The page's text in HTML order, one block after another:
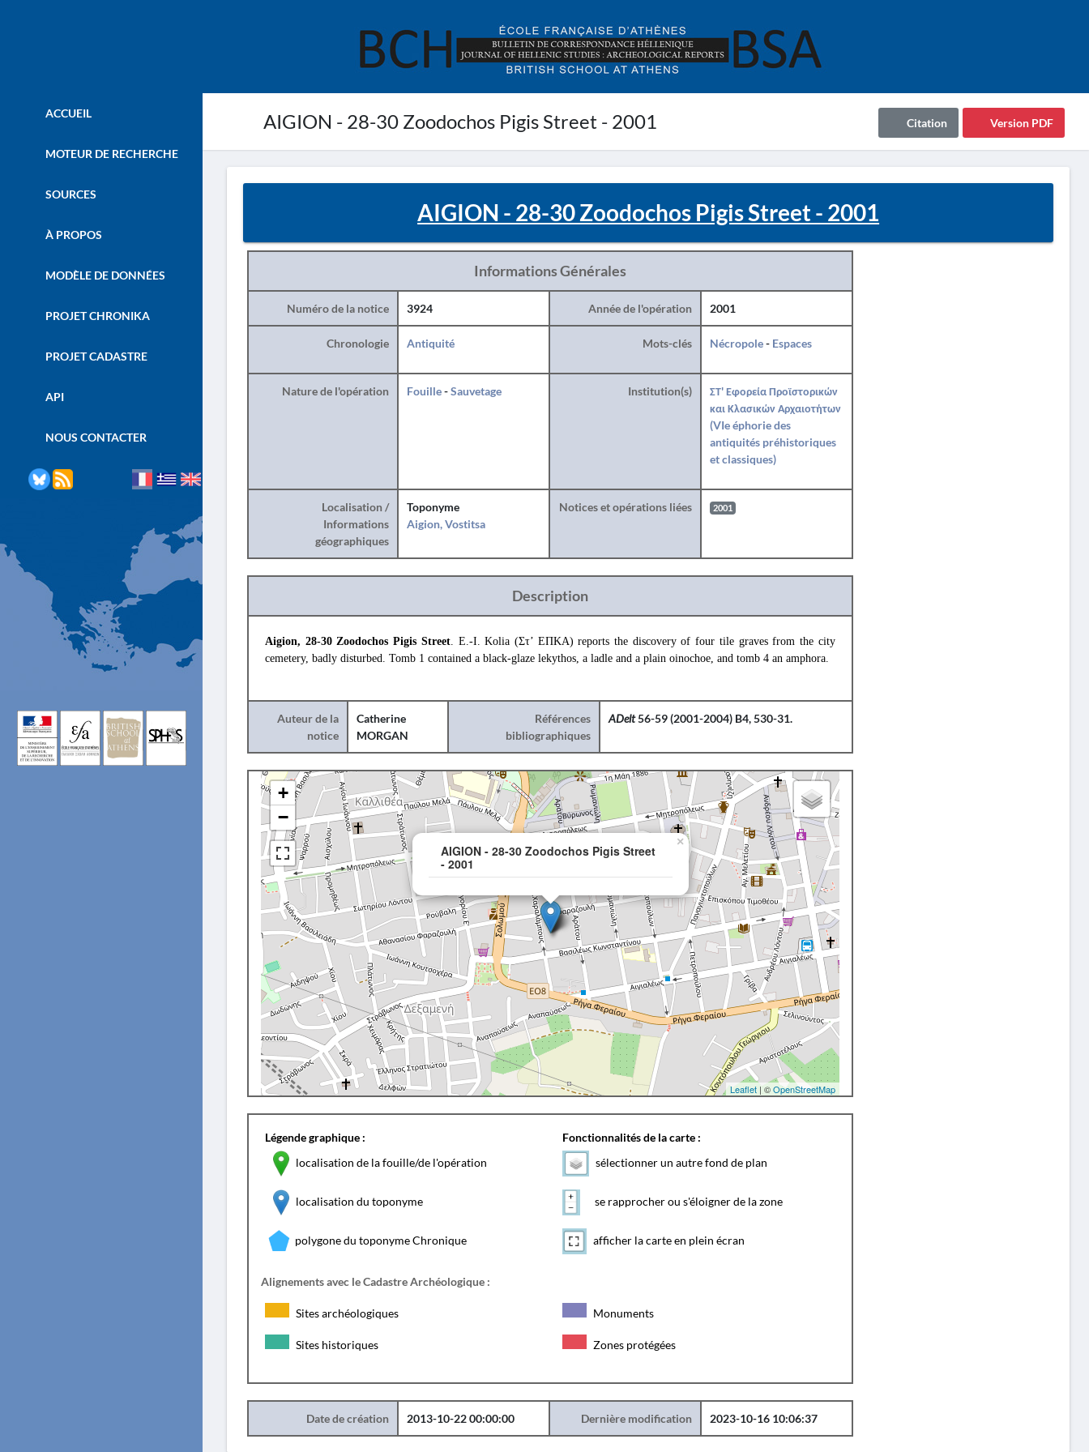
AIGION - 28-30 Zoodochos Pigis Street - 2001 Version PDF
Citation
ACCUEIL
MOTEUR DE RECHERCHE
SOURCES
À PROPOS
MODÈLE DE DONNÉES
PROJET CHRONIKA
PROJET CADASTRE
API
NOUS CONTACTER
AIGION - 28-30 Zoodochos Pigis Street - 2001
Informations Générales
Numéro de la notice 3924 Année de l'opération 2001
Chronologie Antiquité Mots-clés Nécropole- Espaces
Nature de l'opération Fouille-Sauvetage Institution(s)
ΣΤ' Εφορεία Προϊστορικών
και Κλασικών Αρχαιοτήτων
(VIe éphorie des
antiquités préhistoriques
et classiques)
Localisation /
Informations
géographiques
Toponyme
Aigion, Vostitsa
Notices et opérations liées 2001
Description
Aigion, 28-30 Zoodochos Pigis Street. E.-I. Kolia (Στ’ ΕΠΚΑ) reports the discovery of four tile graves from the city
cemetery, badly disturbed. Tomb 1 contained a black-glaze lekythos, a ladle and a plain oinochoe, and tomb 4 an amphora.
Auteur de la
notice
Catherine
MORGAN
Références
bibliographiques
ADelt56-59 (2001-2004) B4, 530-31.
AIGION - 28-30 Zoodochos Pigis Street
- 2001
×
+
−
Leaflet| ©OpenStreetMap
Légende graphique :
localisation de la fouille/de l'opération
localisation du toponyme
polygone du toponyme Chronique
Fonctionnalités de la carte :
sélectionner un autre fond de plan
se rapprocher ou s'éloigner de la zone
afficher la carte en plein écran
Alignements avec le Cadastre Archéologique :
Sites archéologiques Monuments
Sites historiques Zones protégées
Date de création 2013-10-22 00:00:00 Dernière modification 2023-10-16 10:06:37